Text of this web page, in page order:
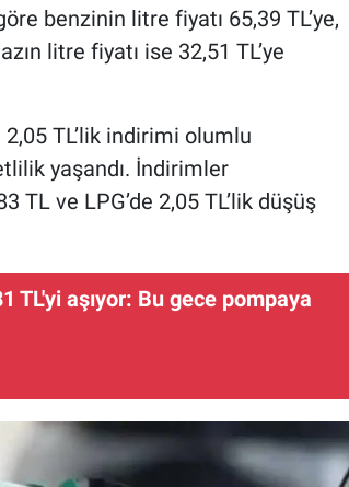
benzinin litre fiyatı 65,39 TL’ye,
litre fiyatı ise 32,51 TL’ye
2,05 TL’lik indirimi olumlu
yaşandı. İndirimler
TL ve LPG’de 2,05 TL’lik düşüş
TL'yi aşıyor: Bu gece pompaya